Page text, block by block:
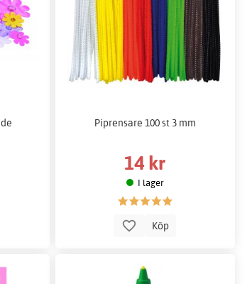
Piprensare 100 st 3 mm
14 kr
I lager
Köp